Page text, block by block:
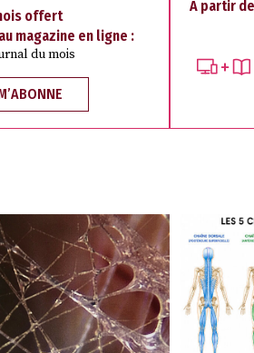
offert
magazine en ligne :
du mois
À partir